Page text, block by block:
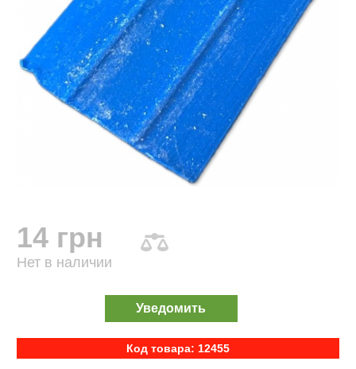
14 грн
Нет в наличии
Уведомить
Код товара: 12455